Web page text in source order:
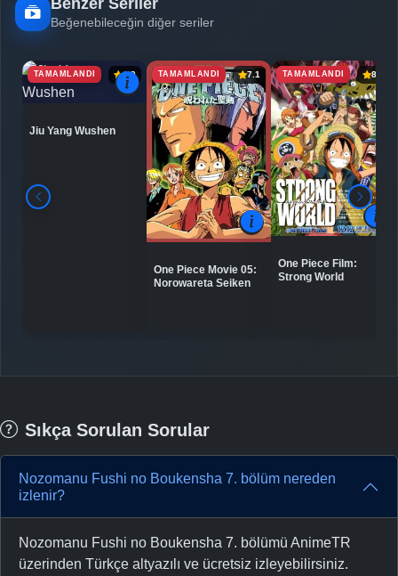
Beğenebileceğin diğer seriler
TAMAMLANDI 6.9
Jiu Yang Wushen
TAMAMLANDI 7.1
One Piece Movie 05:
Norowareta Seiken
TAMAMLANDI 8.0
One Piece Film:
Strong World
Sıkça Sorulan Sorular
Nozomanu Fushi no Boukensha 7. bölüm nereden
izlenir?
Nozomanu Fushi no Boukensha 7. bölümü AnimeTR
üzerinden Türkçe altyazılı ve ücretsiz izleyebilirsiniz.